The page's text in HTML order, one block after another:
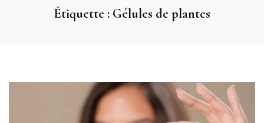
Étiquette : Gélules de plantes